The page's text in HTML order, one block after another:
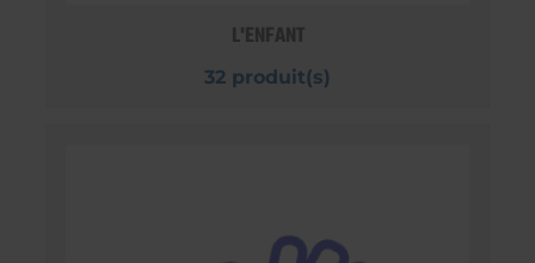
L'ENFANT
32 produit(s)